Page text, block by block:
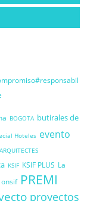
BOGOTA butirales de
Hoteles evento
KSIF KSIF PLUS La
onsif PREMI
proyectos